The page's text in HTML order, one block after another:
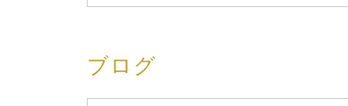
ブログ